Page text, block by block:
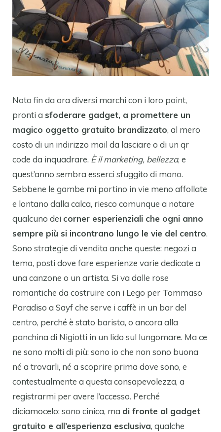
Noto fin da ora diversi marchi con i loro point,
pronti a sfoderare gadget, a promettere un
magico oggetto gratuito brandizzato, al mero
costo di un indirizzo mail da lasciare o di un qr
code da inquadrare. È il marketing, bellezza, e
quest’anno sembra esserci sfuggito di mano.
Sebbene le gambe mi portino in vie meno affollate
e lontano dalla calca, riesco comunque a notare
qualcuno dei corner esperienziali che ogni anno
sempre più si incontrano lungo le vie del centro.
Sono strategie di vendita anche queste: negozi a
tema, posti dove fare esperienze varie dedicate a
una canzone o un artista. Si va dalle rose
romantiche da costruire con i Lego per Tommaso
Paradiso a Sayf che serve i caffè in un bar del
centro, perché è stato barista, o ancora alla
panchina di Nigiotti in un lido sul lungomare. Ma ce
ne sono molti di più: sono io che non sono buona
né a trovarli, né a scoprire prima dove sono, e
contestualmente a questa consapevolezza, a
registrarmi per avere l’accesso. Perché
diciamocelo: sono cinica, ma di fronte al gadget
gratuito e all’esperienza esclusiva, qualche